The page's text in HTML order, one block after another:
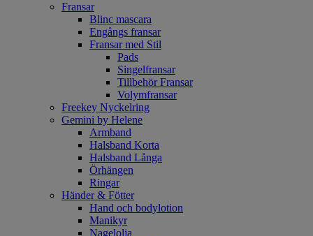
Fransar
Blinc mascara
Engångs fransar
Fransar med Stil
Pads
Singelfransar
Tillbehör Fransar
Volymfransar
Freekey Nyckelring
Gemini by Helene
Armband
Halsband Korta
Halsband Långa
Örhängen
Ringar
Händer & Fötter
Hand och bodylotion
Manikyr
Nagelolja